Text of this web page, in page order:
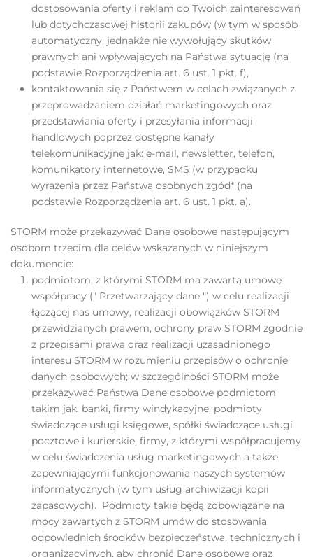
dostosowania oferty i reklam do Twoich zainteresowań
lub dotychczasowej historii zakupów (w tym w sposób
automatyczny, jednakże nie wywołujący skutków
prawnych ani wpływających na Państwa sytuację (na
podstawie Rozporządzenia art. 6 ust. 1 pkt. f),
kontaktowania się z Państwem w celach związanych z
przeprowadzaniem działań marketingowych oraz
przedstawiania oferty i przesyłania informacji
handlowych poprzez dostępne kanały
telekomunikacyjne jak: e-mail, newsletter, telefon,
komunikatory internetowe, SMS (w przypadku
wyrażenia przez Państwa osobnych zgód* (na
podstawie Rozporządzenia art. 6 ust. 1 pkt. a).
STORM może przekazywać Dane osobowe następującym
osobom trzecim dla celów wskazanych w niniejszym
dokumencie:
podmiotom, z którymi STORM ma zawartą umowę
współpracy (" Przetwarzający dane ") w celu realizacji
łączącej nas umowy, realizacji obowiązków STORM
przewidzianych prawem, ochrony praw STORM zgodnie
z przepisami prawa oraz realizacji uzasadnionego
interesu STORM w rozumieniu przepisów o ochronie
danych osobowych; w szczególności STORM może
przekazywać Państwa Dane osobowe podmiotom
takim jak: banki, firmy windykacyjne, podmioty
świadczące usługi księgowe, spółki świadczące usługi
pocztowe i kurierskie, firmy, z którymi współpracujemy
w celu świadczenia usług marketingowych a także
zapewniającymi funkcjonowania naszych systemów
informatycznych (w tym usług archiwizacji kopii
zapasowych). Podmioty takie będą zobowiązane na
mocy zawartych z STORM umów do stosowania
odpowiednich środków bezpieczeństwa, technicznych i
organizacyjnych, aby chronić Dane osobowe oraz